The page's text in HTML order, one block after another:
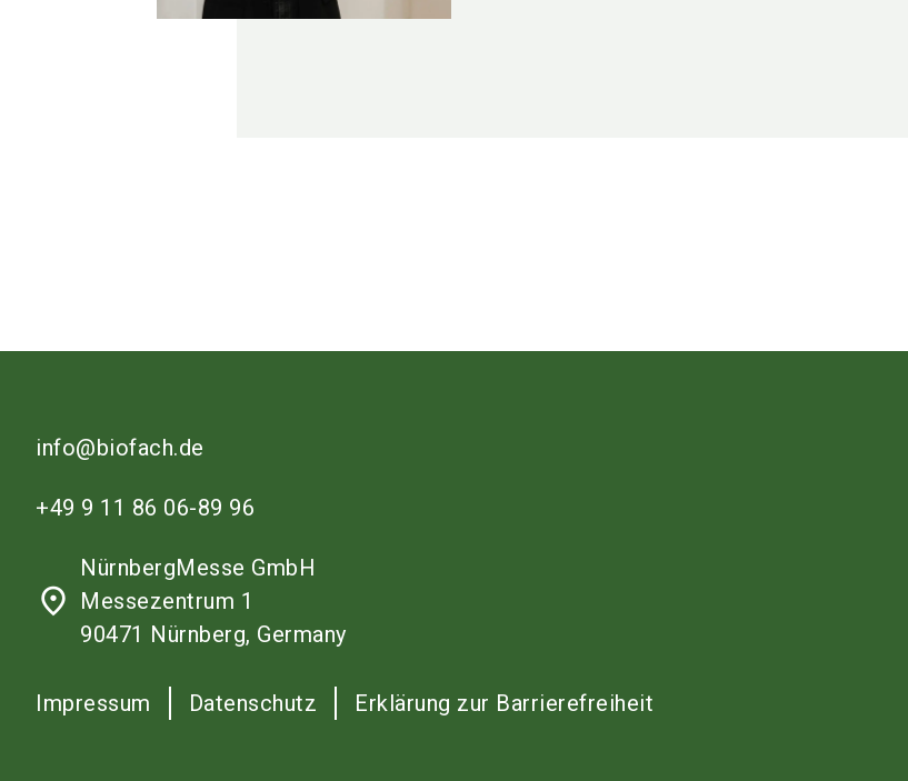
info@biofach.de
+49 9 11 86 06-89 96
place
NürnbergMesse GmbH
Messezentrum 1
90471 Nürnberg, Germany
Impressum Datenschutz Erklärung zur Barrierefreiheit